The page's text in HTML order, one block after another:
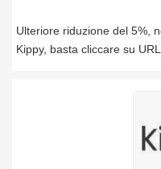
Ulteriore riduzione del 5%,
Kippy, basta cliccare su URL